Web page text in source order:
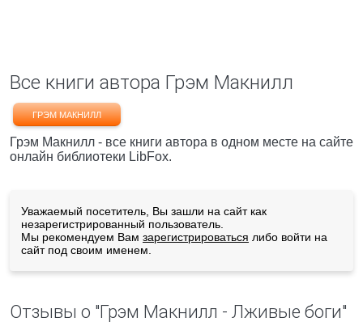
Все книги автора Грэм Макнилл
ГРЭМ МАКНИЛЛ
Грэм Макнилл - все книги автора в одном месте на сайте
онлайн библиотеки LibFox.
Уважаемый посетитель, Вы зашли на сайт как
незарегистрированный пользователь.
Мы рекомендуем Вам зарегистрироваться либо войти на
сайт под своим именем.
Отзывы о "Грэм Макнилл - Лживые боги"